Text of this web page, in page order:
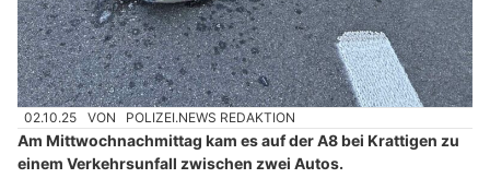
02.10.25 VON POLIZEI.NEWS REDAKTION
Am Mittwochnachmittag kam es auf der A8 bei Krattigen zu
einem Verkehrsunfall zwischen zwei Autos.